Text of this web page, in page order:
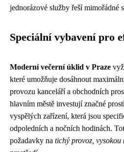
jednorázové služby řeší mimořádné
Speciální vybavení pro
Moderní večerní úklid v Praze
které umožňuje dosáhnout
provozu kanceláří a obchodních
hlavním městě investují značné
vyspělých zařízení, která jsou
odpoledních a nočních hodinách.
požadavky na tichý provoz,